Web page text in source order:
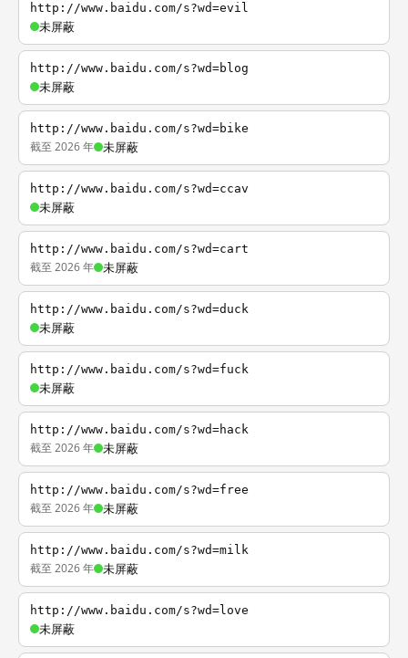
http://www.baidu.com/s?wd=evil
未屏蔽
http://www.baidu.com/s?wd=blog
未屏蔽
http://www.baidu.com/s?wd=bike
截至 2026 年 未屏蔽
http://www.baidu.com/s?wd=ccav
未屏蔽
http://www.baidu.com/s?wd=cart
截至 2026 年 未屏蔽
http://www.baidu.com/s?wd=duck
未屏蔽
http://www.baidu.com/s?wd=fuck
未屏蔽
http://www.baidu.com/s?wd=hack
截至 2026 年 未屏蔽
http://www.baidu.com/s?wd=free
截至 2026 年 未屏蔽
http://www.baidu.com/s?wd=milk
截至 2026 年 未屏蔽
http://www.baidu.com/s?wd=love
未屏蔽